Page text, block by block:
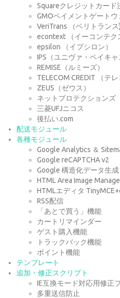
Squareクレジットカード
GMOペイメントゲートウ
VeriTrans （ベリトランス)
econtext （イーコンテク
epsilon （イプシロン）
IPS（ユニヴァ・ペイキャ
REMISE（ルミーズ）
TELECOM CREDIT （テ
ZEUS（ゼウス）
ネットプロテクションズ
三菱UFJニコス
後払い.com
配送モジュール
各種モジュール
Google Analytics ＆
Google reCAPTCHA v2
Google 構造化データ生成
HTML Area Image
HTMLエディタ
RSS配信
「あとで買う」機能
カートリマインダー
ゲスト購入機能
トラックバック機能
ポイント機能
テンプレート
追加・修正スクリプト
IE互換モード対応用修正
多重送信防止